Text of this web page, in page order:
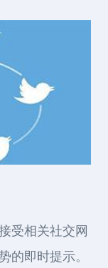
受相关社交网
的即时提示。